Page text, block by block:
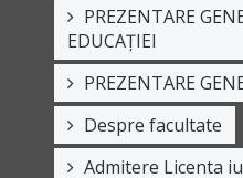
PREZENTARE
EDUCAȚIEI
PREZENTARE
Despre facultate
Admitere Licenta